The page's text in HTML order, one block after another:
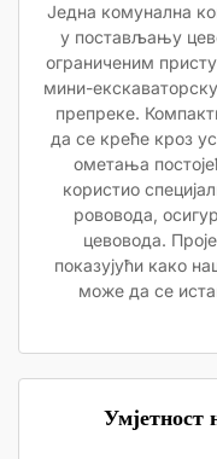
Једна комунална
у постављању
ограниченим
мини-
препреке.
да се креће кроз
ометања
користио
рововода,
цевовода.
показујући како
може да се
Умјетност